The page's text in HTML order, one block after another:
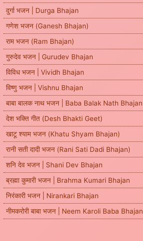
दुर्गा भजन | Durga Bhajan
गणेश भजन (Ganesh Bhajan)
राम भजन (Ram Bhajan)
गुरुदेव भजन | Gurudev Bhajan
विविध भजन | Vividh Bhajan
विष्णु भजन | Vishnu Bhajan
बाबा बालक नाथ भजन | Baba Balak Nath Bhajan
देश भक्ति गीत (Desh Bhakti Geet)
खाटू श्याम भजन (Khatu Shyam Bhajan)
रानी सती दादी भजन (Rani Sati Dadi Bhajan)
शनि देव भजन | Shani Dev Bhajan
ब्रह्मा कुमारी भजन | Brahma Kumari Bhajan
निरंकारी भजन | Nirankari Bhajan
नीमकरोरी बाबा भजन | Neem Karoli Baba Bhajan